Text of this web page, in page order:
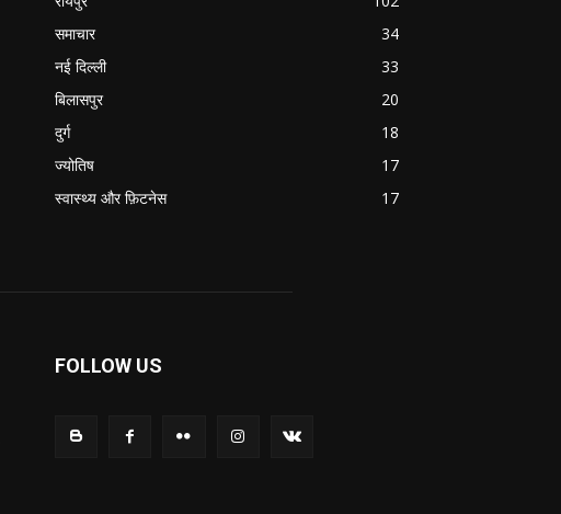
समाचार
34
नई दिल्ली
33
बिलासपुर
20
दुर्ग
18
ज्योतिष
17
स्वास्थ्य और फ़िटनेस
17
FOLLOW US